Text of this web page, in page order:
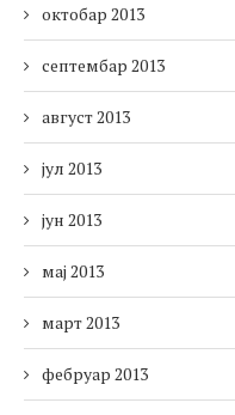
октобар 2013
септембар 2013
август 2013
јул 2013
јун 2013
мај 2013
март 2013
фебруар 2013